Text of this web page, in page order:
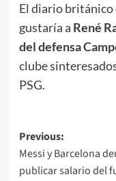
El diario británico
gustaría a René
del defensa
clube
PSG.
Post
navigation
Previous:
Messi y Barcelona
publicar salario del